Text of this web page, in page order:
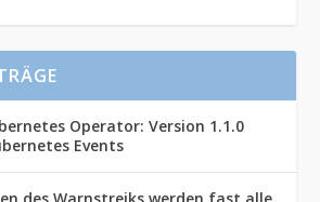
Operator: Version 1.1.0
Events